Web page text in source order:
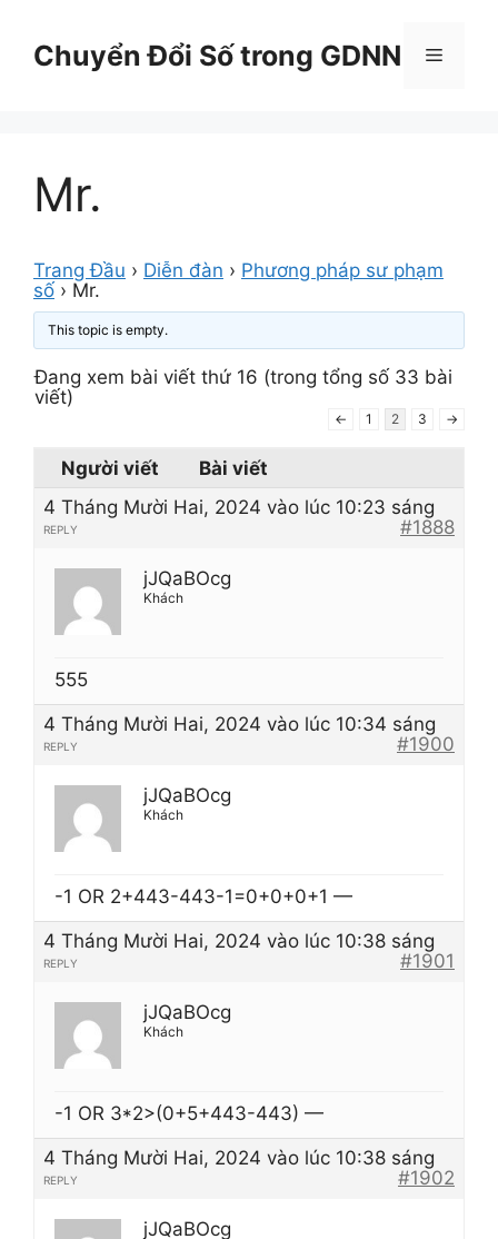
Chuyển Đổi Số trong GDNN Menu
Mr.
Trang Đầu › Diễn đàn › Phương pháp sư phạm
số › Mr.
This topic is empty.
Đang xem bài viết thứ 16 (trong tổng số 33 bài
viết)
← 1 2 3 →
Người viết
Bài viết
4 Tháng Mười Hai, 2024 vào lúc 10:23 sáng
#1888
REPLY
jJQaBOcg
Khách
555
4 Tháng Mười Hai, 2024 vào lúc 10:34 sáng
#1900
REPLY
jJQaBOcg
Khách
-1 OR 2+443-443-1=0+0+0+1 —
4 Tháng Mười Hai, 2024 vào lúc 10:38 sáng
#1901
REPLY
jJQaBOcg
Khách
-1 OR 3*2>(0+5+443-443) —
4 Tháng Mười Hai, 2024 vào lúc 10:38 sáng
#1902
REPLY
jJQaBOcg